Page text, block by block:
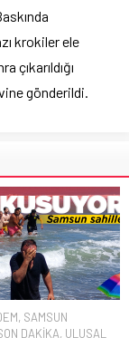
krokiler ele
çıkarıldığı
gönderildi.
, SAMSUN
DAKİKA, ULUSAL